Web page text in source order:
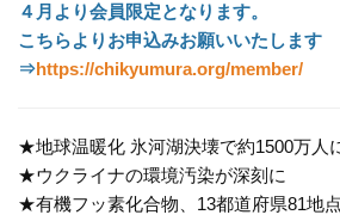
４月より会員限定となります。
こちらよりお申込みお願いいたします
⇒https://chikyumura.org/member/
★地球温暖化 氷河湖決壊で約1500万人
★ウクライナの環境汚染が深刻に
★有機フッ素化合物、13都道府県81地